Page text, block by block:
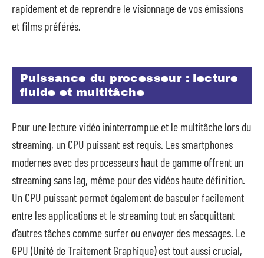
rapidement et de reprendre le visionnage de vos émissions
et films préférés.
Puissance du processeur : lecture
fluide et multitâche
Pour une lecture vidéo ininterrompue et le multitâche lors du
streaming, un CPU puissant est requis. Les smartphones
modernes avec des processeurs haut de gamme offrent un
streaming sans lag, même pour des vidéos haute définition.
Un CPU puissant permet également de basculer facilement
entre les applications et le streaming tout en s’acquittant
d’autres tâches comme surfer ou envoyer des messages. Le
GPU (Unité de Traitement Graphique) est tout aussi crucial,